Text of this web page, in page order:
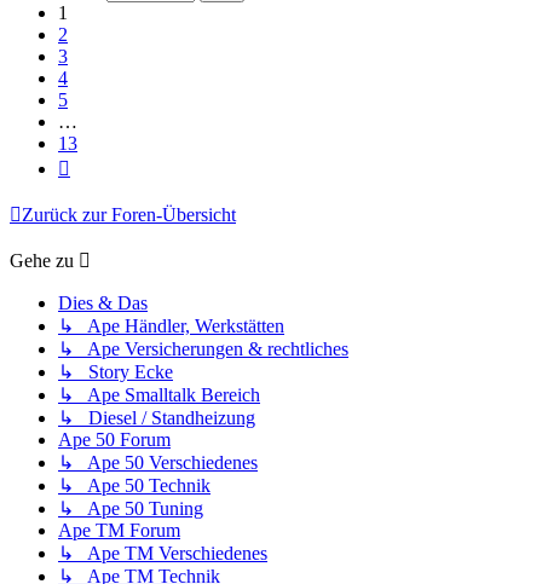
1
2
3
4
5
…
13
Zurück zur Foren-Übersicht
Gehe zu
Dies & Das
↳ Ape Händler, Werkstätten
↳ Ape Versicherungen & rechtliches
↳ Story Ecke
↳ Ape Smalltalk Bereich
↳ Diesel / Standheizung
Ape 50 Forum
↳ Ape 50 Verschiedenes
↳ Ape 50 Technik
↳ Ape 50 Tuning
Ape TM Forum
↳ Ape TM Verschiedenes
↳ Ape TM Technik